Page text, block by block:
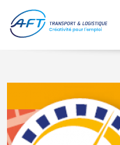
contenu
principal